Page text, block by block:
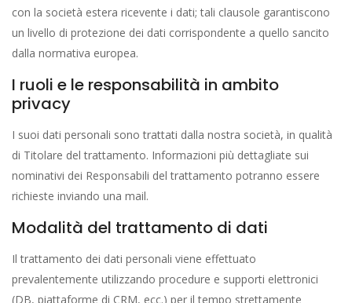
con la società estera ricevente i dati; tali clausole garantiscono
un livello di protezione dei dati corrispondente a quello sancito
dalla normativa europea.
I ruoli e le responsabilità in ambito
privacy
I suoi dati personali sono trattati dalla nostra società, in qualità
di Titolare del trattamento. Informazioni più dettagliate sui
nominativi dei Responsabili del trattamento potranno essere
richieste inviando una mail.
Modalità del trattamento di dati
Il trattamento dei dati personali viene effettuato
prevalentemente utilizzando procedure e supporti elettronici
(DB, piattaforme di CRM, ecc.) per il tempo strettamente